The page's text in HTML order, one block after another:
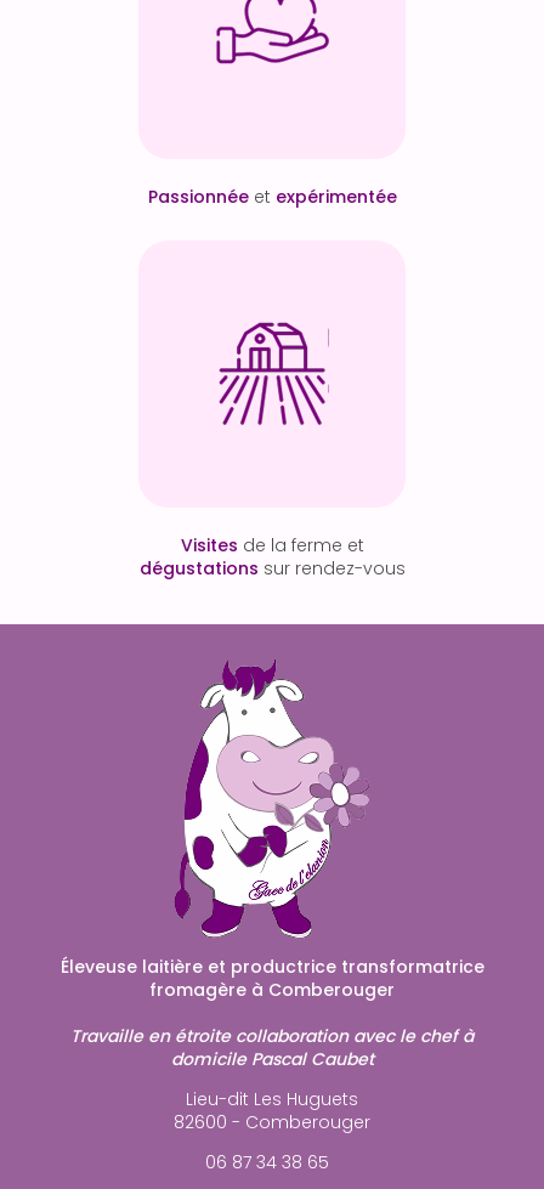
Passionnée et expérimentée
Visites de la ferme et
dégustations sur rendez-vous
Éleveuse laitière et productrice transformatrice
fromagère à Comberouger
Travaille en étroite collaboration avec le chef à
domicile Pascal Caubet
Lieu-dit Les Huguets
82600 - Comberouger
06 87 34 38 65